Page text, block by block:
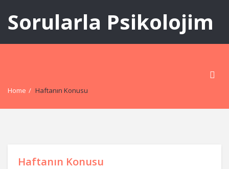
Sorularla Psikolojim
Home / Haftanın Konusu
Haftanın Konusu